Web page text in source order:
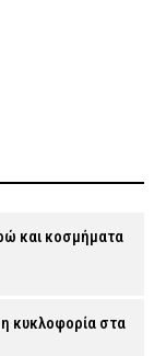
και κοσμήματα
κυκλοφορία στα